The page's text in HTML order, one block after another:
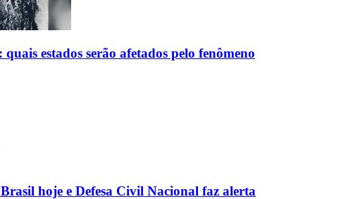
estados serão afetados pelo fenômeno
hoje e Defesa Civil Nacional faz alerta